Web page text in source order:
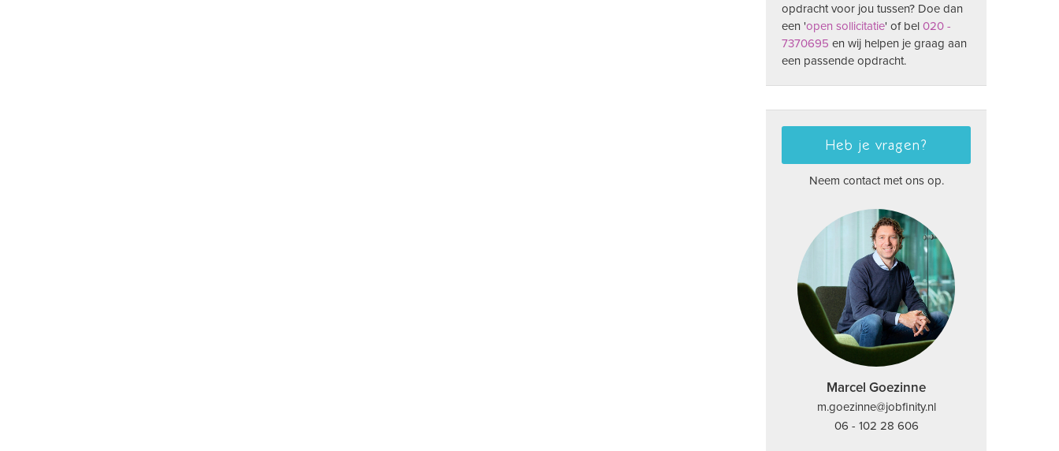
opdracht voor jou tussen? Doe dan
een 'open sollicitatie' of bel 020 -
7370695 en wij helpen je graag aan
een passende opdracht.
Heb je vragen?
Neem contact met ons op.
Marcel Goezinne
m.goezinne@jobfinity.nl
06 - 102 28 606